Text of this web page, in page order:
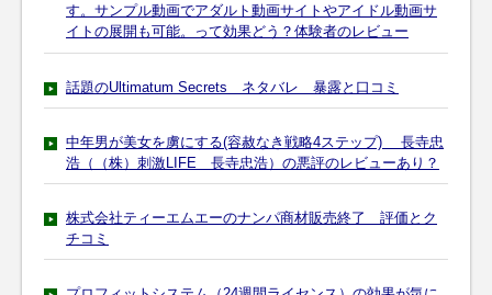
す。サンプル動画でアダルト動画サイトやアイドル動画サ
イトの展開も可能。って効果どう？体験者のレビュー
話題のUltimatum Secrets ネタバレ 暴露と口コミ
中年男が美女を虜にする(容赦なき戦略4ステップ) 長寺忠
浩（（株）刺激LIFE 長寺忠浩）の悪評のレビューあり？
株式会社ティーエムエーのナンパ商材販売終了 評価とク
チコミ